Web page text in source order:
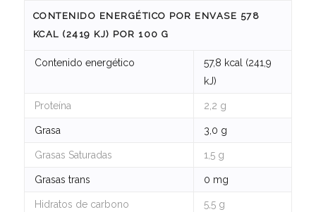
CONTENIDO ENERGÉTICO POR ENVASE 578
KCAL (2419 KJ) POR 100 G
Contenido energético
57,8 kcal (241,9
kJ)
Proteína 2,2 g
Grasa 3,0 g
Grasas Saturadas 1,5 g
Grasas trans 0 mg
Hidratos de carbono
5,5 g